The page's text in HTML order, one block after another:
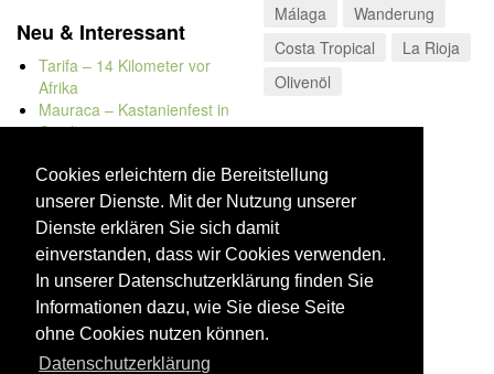
Cookies erleichtern die Bereitstellung
unserer Dienste. Mit der Nutzung unserer
Dienste erklären Sie sich damit
einverstanden, dass wir Cookies verwenden.
In unserer Datenschutzerklärung finden Sie
Informationen dazu, wie Sie diese Seite
ohne Cookies nutzen können.
Datenschutzerklärung
Neu & Interessant
Tarifa – 14 Kilometer vor
Afrika
Mauraca – Kastanienfest in
Capileira
Bolonia
Kap Trafalgar
Düne von Bolonia
Málaga
Wanderung
Costa Tropical
La Rioja
Olivenöl